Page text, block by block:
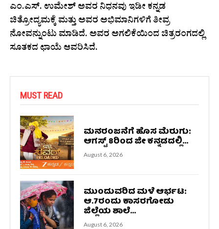
ಎಂ.ಎಸ್. ಉಮೇಶ್ ಅವರ ನಿಧನವು ಇಡೀ ಕನ್ನಡ
ಚಿತ್ರೋದ್ಯಮಕ್ಕೆ ಮತ್ತು ಅವರ ಅಭಿಮಾನಿಗಳಿಗೆ ತೀವ್ರ
ನೋವನ್ನುಂಟು ಮಾಡಿದೆ. ಅವರ ಅಗಲಿಕೆಯಿಂದ ಚಿತ್ರರಂಗದಲ್ಲಿ
ಸೂತಕದ ಛಾಯೆ ಆವರಿಸಿದೆ.
MUST READ
ಮನರಂಜನೆಗೆ ಹೊಸ ಮೆರುಗು:
ಆಗಸ್ಟ್ 8ರಿಂದ ಜೀ ಕನ್ನಡದಲ್ಲಿ...
August 6, 2026
ಮುಂದುವರಿದ ಮಳೆ ಆರ್ಭಟ:
ಆ.7ರಂದು ಕಾಸರಗೋಡು
ಜಿಲ್ಲೆಯ ಶಾಲೆ...
August 6, 2026